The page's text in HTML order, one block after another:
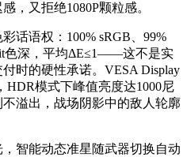
，又拒绝1080P颗粒感。
话语权：100% sRGB、99%
色深，平均ΔE≤1——这不是实
时的硬性承诺。VESA Display
HDR模式下峰值亮度达1000尼
溢出，战场阴影中的敌人轮廓
智能动态准星随武器切换自动